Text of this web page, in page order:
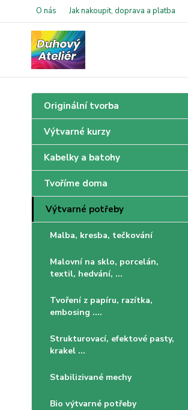
O nás Jak nakoupit, doprava a platba
Originální tvorba
Výtvarné kurzy
Kabelky a batohy
Tvoříme doma
Výtvarné potřeby
Malba, kresba, tečkování
Malovní na sklo, porcelán,
textil, hedvání, ...
Tvoření z papíru, razítka,
embosing ....
Strukturovací, efektové pasty,
krakel ...
Stabilizivané mechy
Bio výtvarné potřeby